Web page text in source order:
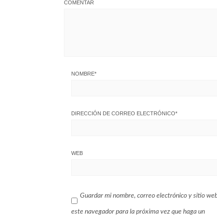
COMENTAR
NOMBRE*
DIRECCIÓN DE CORREO ELECTRÓNICO*
WEB
Guardar mi nombre, correo electrónico y sitio
este navegador para la próxima vez que haga un